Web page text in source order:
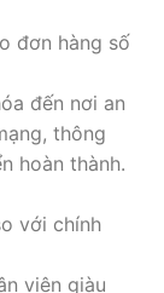
đơn hàng số
đến nơi an
thông
hoàn thành.
với chính
viên giàu